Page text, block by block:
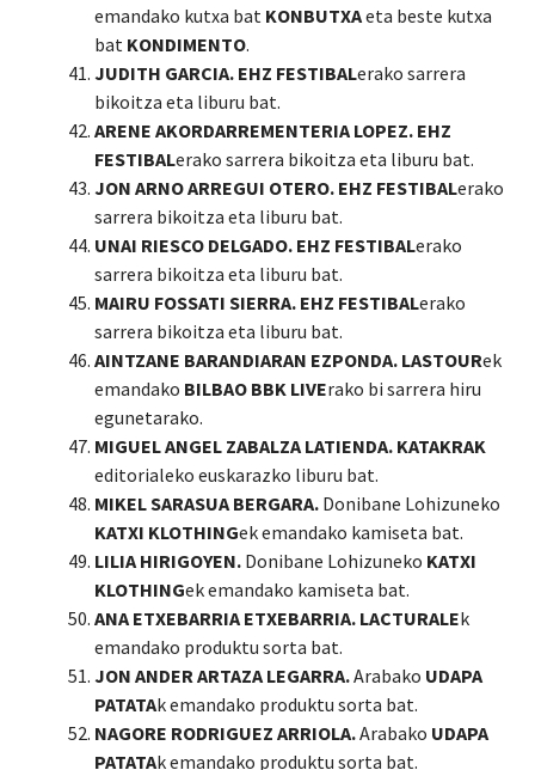
emandako kutxa bat KONBUTXAeta beste kutxa
bat KONDIMENTO.
JUDITH GARCIA. EHZ FESTIBALerako sarrera
bikoitza eta liburu bat.
ARENE AKORDARREMENTERIA LOPEZ. EHZ
FESTIBALerako sarrera bikoitza eta liburu bat.
JON ARNO ARREGUI OTERO. EHZ FESTIBALerako
sarrera bikoitza eta liburu bat.
UNAI RIESCO DELGADO. EHZ FESTIBALerako
sarrera bikoitza eta liburu bat.
MAIRU FOSSATI SIERRA. EHZ FESTIBALerako
sarrera bikoitza eta liburu bat.
AINTZANE BARANDIARAN EZPONDA. LASTOURek
emandako BILBAO BBK LIVErako bi sarrera hiru
egunetarako.
MIGUEL ANGEL ZABALZA LATIENDA. KATAKRAK
editorialeko euskarazko liburu bat.
MIKEL SARASUA BERGARA. Donibane Lohizuneko
KATXI KLOTHINGek emandako kamiseta bat.
LILIA HIRIGOYEN. Donibane Lohizuneko KATXI
KLOTHINGek emandako kamiseta bat.
ANA ETXEBARRIA ETXEBARRIA. LACTURALEk
emandako produktu sorta bat.
JON ANDER ARTAZA LEGARRA.Arabako UDAPA
PATATAk emandako produktu sorta bat.
NAGORE RODRIGUEZ ARRIOLA.Arabako UDAPA
PATATAk emandako produktu sorta bat.